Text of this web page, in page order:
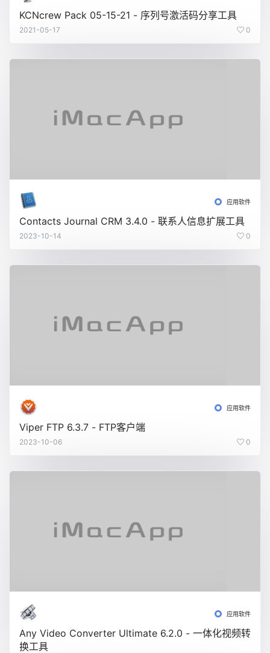
KCNcrew Pack 05-15-21 - 序列号激活码分享工具
2021-05-17 0
应用软件
Contacts Journal CRM 3.4.0 - 联系人信息扩展工具
2023-10-14 0
应用软件
Viper FTP 6.3.7 - FTP客户端
2023-10-06 0
应用软件
Any Video Converter Ultimate 6.2.0 - 一体化视频转
换工具